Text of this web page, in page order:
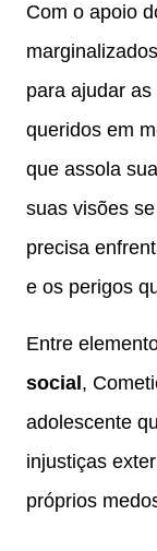
Com o apoio
para ajudar
queridos em
que assola
suas visões
precisa
e os perigos
Entre
social ,
adolescente
injustiças
próprios